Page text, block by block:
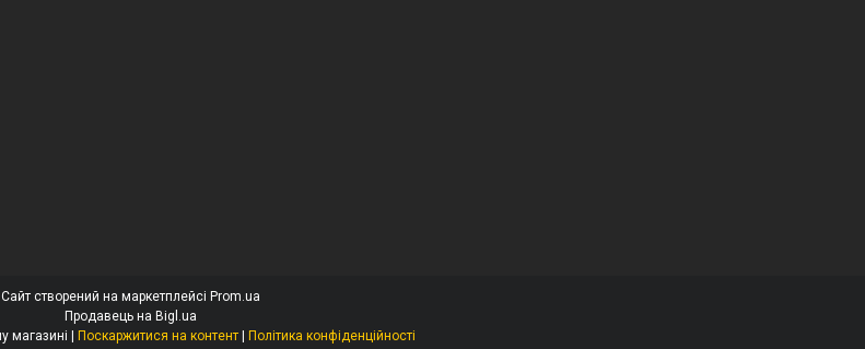
Сайт створений на маркетплейсі Prom.ua
Продавець на Bigl.ua
Поскаржитися на контент Політика конфіденційності